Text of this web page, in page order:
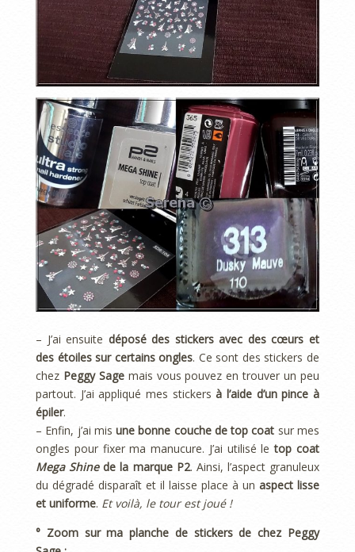
– J’ai ensuite déposé des stickers avec des cœurs et
des étoiles sur certains ongles. Ce sont des stickers de
chez Peggy Sagemais vous pouvez en trouver un peu
partout. J’ai appliqué mes stickersà l’aide d’un pince à
épiler.
– Enfin, j’ai misune bonne couche de top coat sur mes
ongles pour fixer ma manucure. J’ai utilisé letop coat
Mega Shinede la marque P2. Ainsi, l’aspect granuleux
du dégradé disparaît et il laisse place à un aspect lisse
et uniforme. Et voilà, le tour est joué !
° Zoom sur ma planche de stickers de chez Peggy